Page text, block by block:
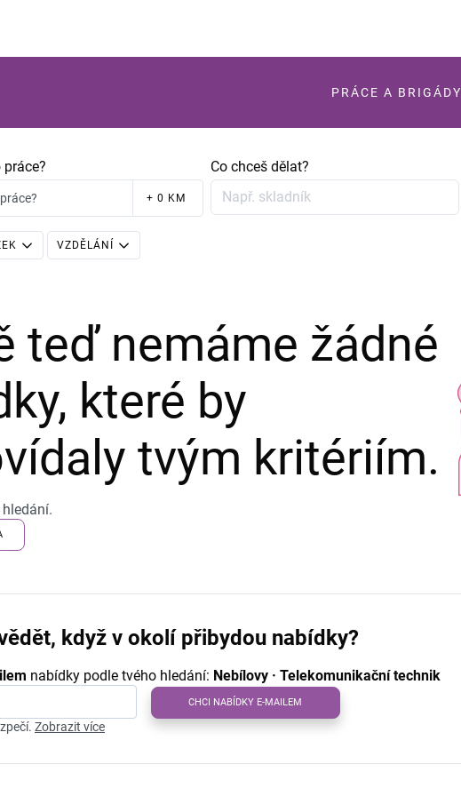
PRÁCE A BRIGÁDY
+ 0 KM
Co chceš dělat?
VZDĚLÁNÍ
teď nemáme žádné
které by
tvým kritériím.
když v okolí přibydou nabídky?
nabídky podle tvého hledání: Nebílovy · Telekomunikační technik
CHCI NABÍDKY E-MAILEM
Zobrazit více